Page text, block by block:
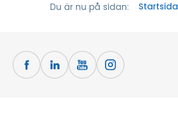
Du är nu på sidan: Startsida